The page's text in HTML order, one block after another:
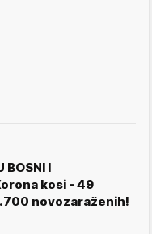
BOSNI I
kosi - 49
novozaraženih!